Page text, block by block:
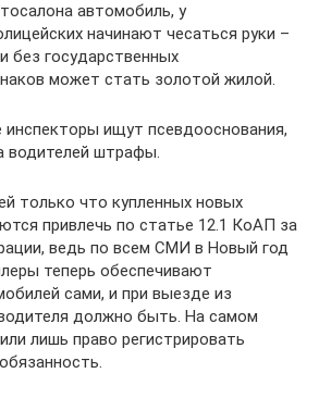
автомобиль, у
начинают чесаться руки –
без государственных
может стать золотой жилой.
ищут псевдооснования,
водителей штрафы.
только что купленных новых
привлечь по статье 12.1 КоАП за
ведь по всем СМИ в Новый год
теперь обеспечивают
сами, и при выезде из
должно быть. На самом
лишь право регистрировать